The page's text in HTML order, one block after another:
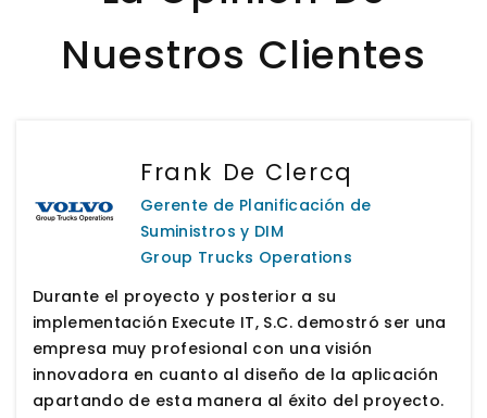
Nuestros Clientes
Frank De Clercq
Gerente de Planificación de
Suministros y DIM
Group Trucks Operations
Durante el proyecto y posterior a su
implementación Execute IT, S.C. demostró ser una
empresa muy profesional con una visión
innovadora en cuanto al diseño de la aplicación
apartando de esta manera al éxito del proyecto.